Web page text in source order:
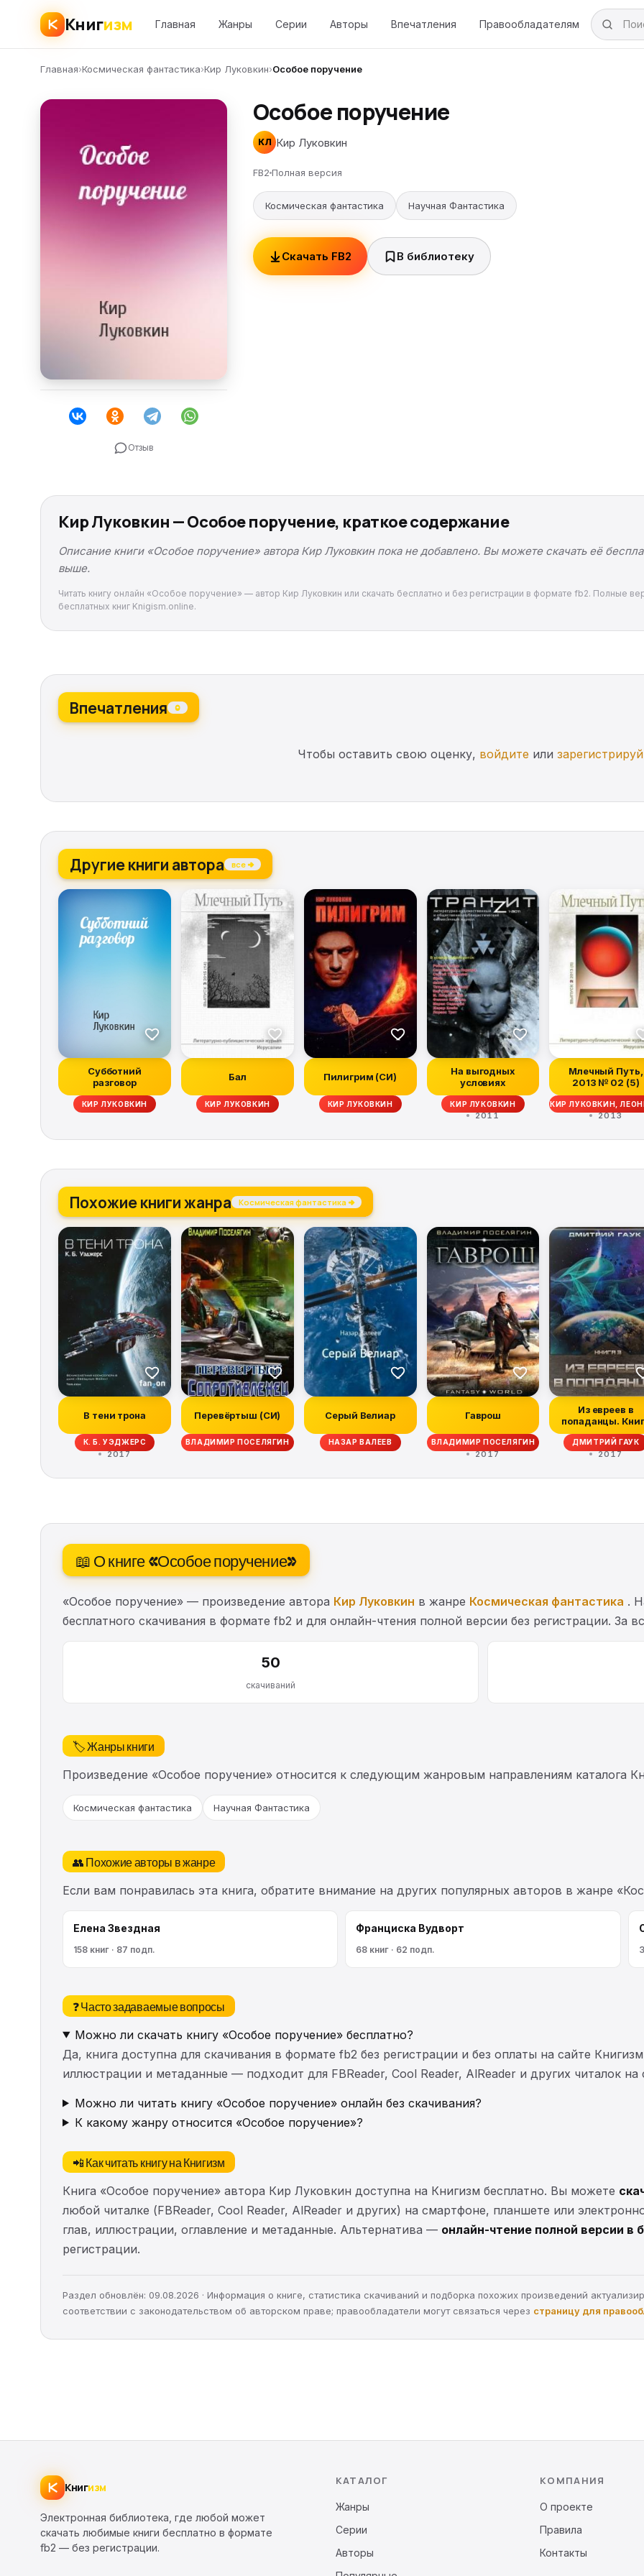
Книгизм Главная Жанры Серии Авторы Впечатления Правообладателям
Главная›Космическая фантастика›Кир Луковкин›Особое поручение
Отзыв
Особое поручение
КЛ Кир Луковкин
FB2 Полная версия
Космическая фантастика Научная Фантастика
Скачать FB2 В библиотеку
Кир Луковкин — Особое поручение, краткое содержание
Описание книги «Особое поручение» автора Кир Луковкин пока не добавлено. Вы можете скачать её
выше.
Читать книгу онлайн «Особое поручение» — автор Кир Луковкин или скачать бесплатно и без регистрации в формате fb2. Полные
бесплатных книг Knigism.online.
Впечатления 0
Чтобы оставить свою оценку, войдите или
Другие книги автора все →
Субботний
разговор
КИР ЛУКОВКИН
Бал
КИР ЛУКОВКИН
Пилигрим (СИ)
КИР ЛУКОВКИН
На выгодных
условиях
КИР ЛУКОВКИН
2011
Млечный Путь,
2013 № 02 (5)
СТАНИСЛАВ ЛЕМ, МАРЧИН ВОЛЬСКИЙ, КОРИ ДОКТОРОУ, ВЛАДИМИР БОРИСОВ, ДЖОН МАВЕРИК, НАТАЛЬЯ ГИЛЯРОВА, КИР ЛУКОВКИН,
2013
Похожие книги жанра Космическая фантастика →
В тени трона
К. Б. УЭДЖЕРС
2017
Перевёртыш (СИ)
ВЛАДИМИР ПОСЕЛЯГИН
Серый Велиар
НАЗАР ВАЛЕЕВ
Гаврош
ВЛАДИМИР ПОСЕЛЯГИН
2017
Из евреев в
попаданцы.
третья
ДМИТРИЙ ГАУК
2017
📖 О книге «Особое поручение»
«Особое поручение» — произведение автора Кир Луковкин в жанре Космическая фантастика .
бесплатного скачивания в формате fb2 и для онлайн-чтения полной версии без регистрации. За
50
скачиваний
🏷️ Жанры книги
Произведение «Особое поручение» относится к следующим жанровым направлениям каталога
Космическая фантастика Научная Фантастика
👥 Похожие авторы в жанре
Если вам понравилась эта книга, обратите внимание на других популярных авторов в жанре
Елена Звездная
158 книг · 87 подп.
Франциска Вудворт
68 книг · 62 подп.
❓ Часто задаваемые вопросы
Можно ли скачать книгу «Особое поручение» бесплатно?
Да, книга доступна для скачивания в формате fb2 без регистрации и без оплаты на сайте
иллюстрации и метаданные — подходит для FBReader, Cool Reader, AlReader и других читалок
Можно ли читать книгу «Особое поручение» онлайн без скачивания?
К какому жанру относится «Особое поручение»?
📲 Как читать книгу на Книгизм
Книга «Особое поручение» автора Кир Луковкин доступна на Книгизм бесплатно. Вы можете
любой читалке (FBReader, Cool Reader, AlReader и других) на смартфоне, планшете или
глав, иллюстрации, оглавление и метаданные. Альтернатива — онлайн-чтение полной версии в
регистрации.
Раздел обновлён: 09.08.2026 · Информация о книге, статистика скачиваний и подборка похожих произведений
соответствии с законодательством об авторском праве; правообладатели могут связаться через страницу для
Книгизм
Электронная библиотека, где любой может
скачать любимые книги бесплатно в формате
fb2 — без регистрации.
КАТАЛОГ
Жанры
Серии
Авторы
КОМПАНИЯ
О проекте
Правила
Контакты